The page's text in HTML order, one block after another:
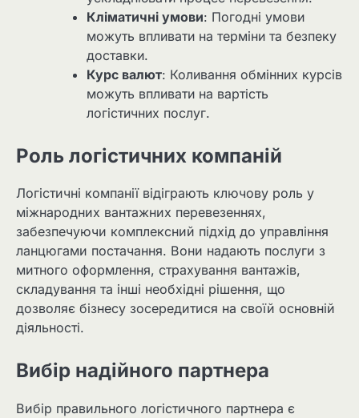
Кліматичні умови: Погодні умови
можуть впливати на терміни та безпеку
доставки.
Курс валют: Коливання обмінних курсів
можуть впливати на вартість
логістичних послуг.
Роль логістичних компаній
Логістичні компанії відіграють ключову роль у
міжнародних вантажних перевезеннях,
забезпечуючи комплексний підхід до управління
ланцюгами постачання. Вони надають послуги з
митного оформлення, страхування вантажів,
складування та інші необхідні рішення, що
дозволяє бізнесу зосередитися на своїй основній
діяльності.
Вибір надійного партнера
Вибір правильного логістичного партнера є